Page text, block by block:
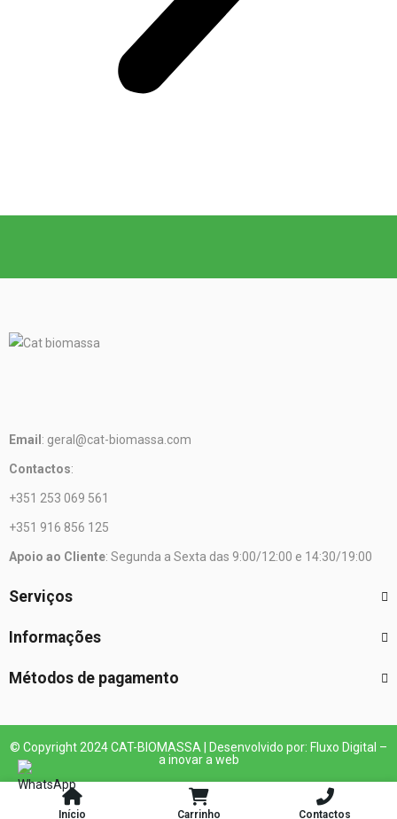
Início Carrinho Contactos
Email : geral@cat-biomassa.com
Contactos:
+351 253 069 561
+351 916 856 125
Apoio ao Cliente: Segunda a Sexta das 9:00/12:00 e 14:30/19:00
Serviços
Informações
Métodos de pagamento
© Copyright 2024 CAT-BIOMASSA | Desenvolvido por: Fluxo Digital –
a inovar a web